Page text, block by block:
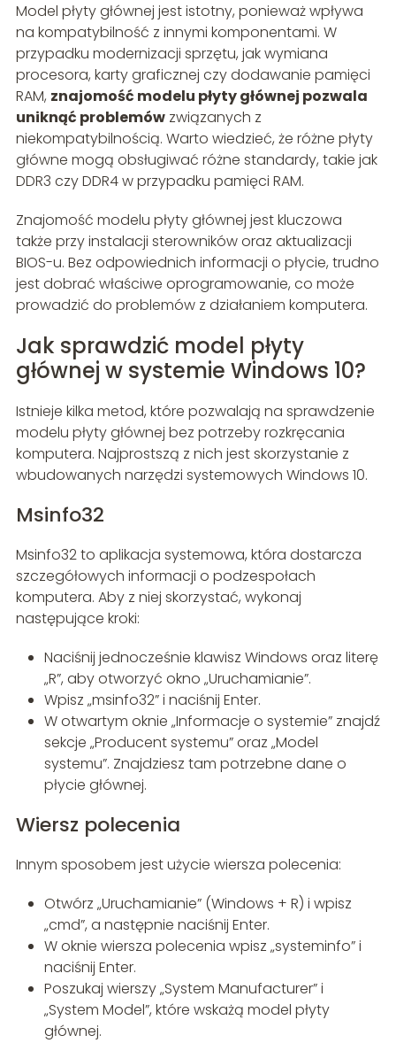
Model płyty głównej jest istotny, ponieważ wpływa
na kompatybilność z innymi komponentami. W
przypadku modernizacji sprzętu, jak wymiana
procesora, karty graficznej czy dodawanie pamięci
RAM, znajomość modelu płyty głównej pozwala
uniknąć problemówzwiązanych z
niekompatybilnością. Warto wiedzieć, że różne płyty
główne mogą obsługiwać różne standardy, takie jak
DDR3 czy DDR4 w przypadku pamięci RAM.
Znajomość modelu płyty głównej jest kluczowa
także przy instalacji sterowników oraz aktualizacji
BIOS-u. Bez odpowiednich informacji o płycie, trudno
jest dobrać właściwe oprogramowanie, co może
prowadzić do problemów z działaniem komputera.
Jak sprawdzić model płyty
głównej w systemie Windows 10?
Istnieje kilka metod, które pozwalają na sprawdzenie
modelu płyty głównej bez potrzeby rozkręcania
komputera. Najprostszą z nich jest skorzystanie z
wbudowanych narzędzi systemowych Windows 10.
Msinfo32
Msinfo32 to aplikacja systemowa, która dostarcza
szczegółowych informacji o podzespołach
komputera. Aby z niej skorzystać, wykonaj
następujące kroki:
Naciśnij jednocześnie klawisz Windows oraz literę
„R”, aby otworzyć okno „Uruchamianie”.
Wpisz „msinfo32” i naciśnij Enter.
W otwartym oknie „Informacje o systemie” znajdź
sekcje „Producent systemu” oraz „Model
systemu”. Znajdziesz tam potrzebne dane o
płycie głównej.
Wiersz polecenia
Innym sposobem jest użycie wiersza polecenia:
Otwórz „Uruchamianie” (Windows + R) i wpisz
„cmd”, a następnie naciśnij Enter.
W oknie wiersza polecenia wpisz „systeminfo” i
naciśnij Enter.
Poszukaj wierszy „System Manufacturer” i
„System Model”, które wskażą model płyty
głównej.